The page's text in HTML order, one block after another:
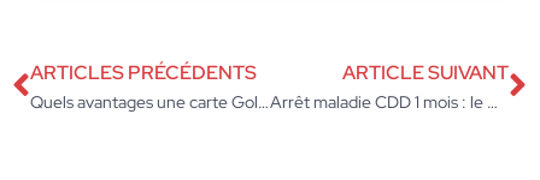
ARTICLES PRÉCÉDENTS
Quels avantages une carte Gold offre-t-elle en matière d’assurance ?
ARTICLE SUIVANT
Arrêt maladie CDD 1 mois : le maintien du salaire est-il possible ?